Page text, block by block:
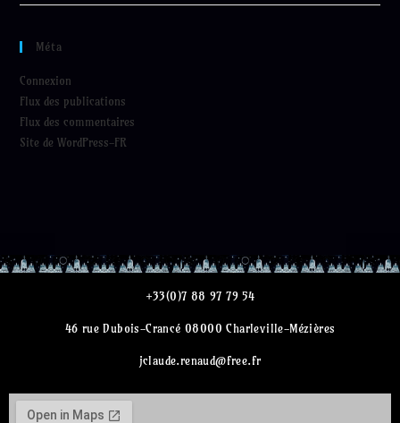
Méta
Connexion
Flux des publications
Flux des commentaires
Site de WordPress-FR
+33(0)7 88 97 79 54
46 rue Dubois-Crancé 08000 Charleville-Mézières
jclaude.renaud@free.fr